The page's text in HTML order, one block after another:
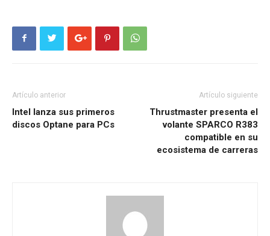
Artículo anterior
Intel lanza sus primeros
discos Optane para PCs
Artículo siguiente
Thrustmaster presenta el
volante SPARCO R383
compatible en su
ecosistema de carreras